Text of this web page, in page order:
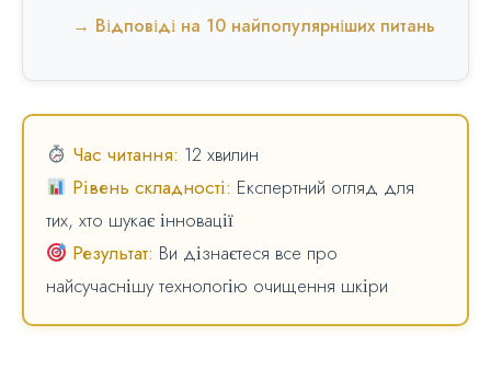
→ Відповіді на 10 найпопулярніших питань
Час читання: 12 хвилин
Рівень складності: Експертний огляд для
тих, хто шукає інновації
Результат: Ви дізнаєтеся все про
найсучаснішу технологію очищення шкіри